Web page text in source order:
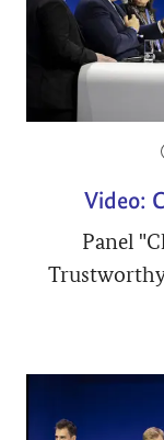
Video:
Panel